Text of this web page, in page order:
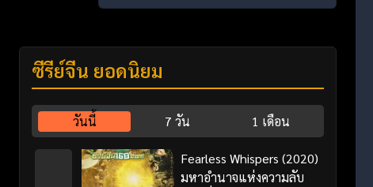
ซีรี่ย์จีน ยอดนิยม
วันนี้ 7 วัน 1 เดือน
Fearless Whispers (2020)
มหาอำนาจแห่งความลับ